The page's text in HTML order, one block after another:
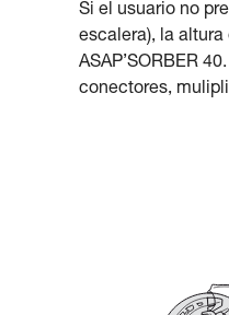
Si el usuario no
escalera), la
ASAP’SORBER
conectores,